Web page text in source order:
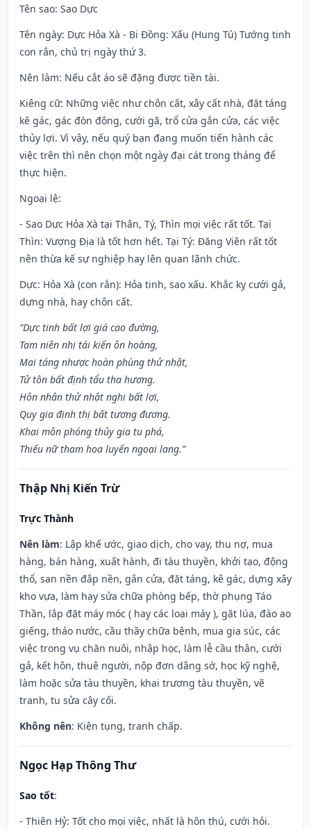
Tên sao: Sao Dực
Tên ngày: Dực Hỏa Xà - Bi Đồng: Xấu (Hung Tú) Tướng tinh
con rắn, chủ trị ngày thứ 3.
Nên làm: Nếu cắt áo sẽ đặng được tiền tài.
Kiêng cữ: Những việc như chôn cất, xây cất nhà, đặt táng
kê gác, gác đòn đông, cưới gã, trổ cửa gắn cửa, các việc
thủy lợi. Vì vậy, nếu quý bạn đang muốn tiến hành các
việc trên thì nên chọn một ngày đại cát trong tháng để
thực hiện.
Ngoại lệ:
- Sao Dực Hỏa Xà tại Thân, Tý, Thìn mọi việc rất tốt. Tại
Thìn: Vượng Địa là tốt hơn hết. Tại Tý: Đăng Viên rất tốt
nên thừa kế sự nghiệp hay lên quan lãnh chức.
Dực: Hỏa Xà (con rắn): Hỏa tinh, sao xấu. Khắc kỵ cưới gả,
dựng nhà, hay chôn cất.
“Dực tinh bất lợi giá cao đường,
Tam niên nhị tái kiến ôn hoàng,
Mai táng nhược hoàn phùng thử nhật,
Tử tôn bất định tẩu tha hương.
Hôn nhân thử nhật nghi bất lợi,
Quy gia định thị bất tương đương.
Khai môn phóng thủy gia tu phá,
Thiếu nữ tham hoa luyến ngoại lang.”
Thập Nhị Kiến Trừ
Trực Thành
Nên làm: Lập khế ước, giao dịch, cho vay, thu nợ, mua
hàng, bán hàng, xuất hành, đi tàu thuyền, khởi tạo, động
thổ, san nền đắp nền, gắn cửa, đặt táng, kê gác, dựng xây
kho vựa, làm hay sửa chữa phòng bếp, thờ phụng Táo
Thần, lắp đặt máy móc ( hay các loại máy ), gặt lúa, đào ao
giếng, tháo nước, cầu thầy chữa bệnh, mua gia súc, các
việc trong vụ chăn nuôi, nhập học, làm lễ cầu thân, cưới
gả, kết hôn, thuê người, nộp đơn dâng sớ, học kỹ nghệ,
làm hoặc sửa tàu thuyền, khai trương tàu thuyền, vẽ
tranh, tu sửa cây cối.
Không nên: Kiện tụng, tranh chấp.
Ngọc Hạp Thông Thư
Sao tốt:
- Thiên Hỷ: Tốt cho mọi việc, nhất là hôn thú, cưới hỏi.